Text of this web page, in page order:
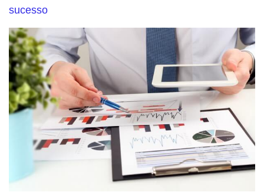
sucesso